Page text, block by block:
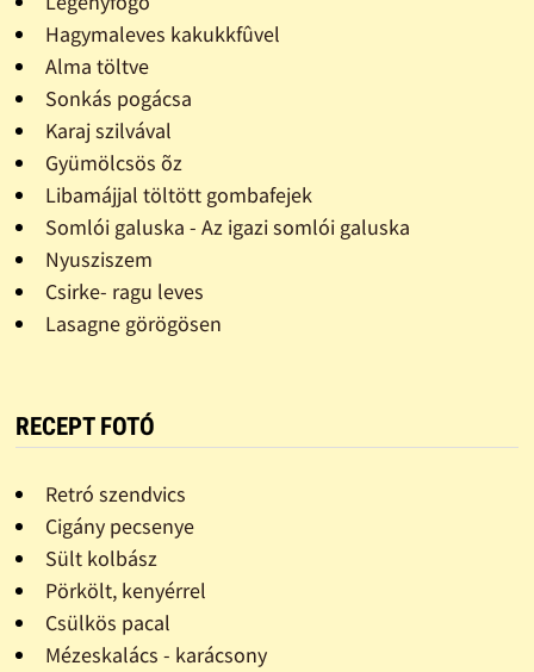
Hagymaleves kakukkfûvel
Alma töltve
Sonkás pogácsa
Karaj szilvával
Gyümölcsös õz
Libamájjal töltött gombafejek
Somlói galuska - Az igazi somlói galuska
Nyusziszem
Csirke- ragu leves
Lasagne görögösen
RECEPT FOTÓ
Retró szendvics
Cigány pecsenye
Sült kolbász
Pörkölt, kenyérrel
Csülkös pacal
Mézeskalács - karácsony